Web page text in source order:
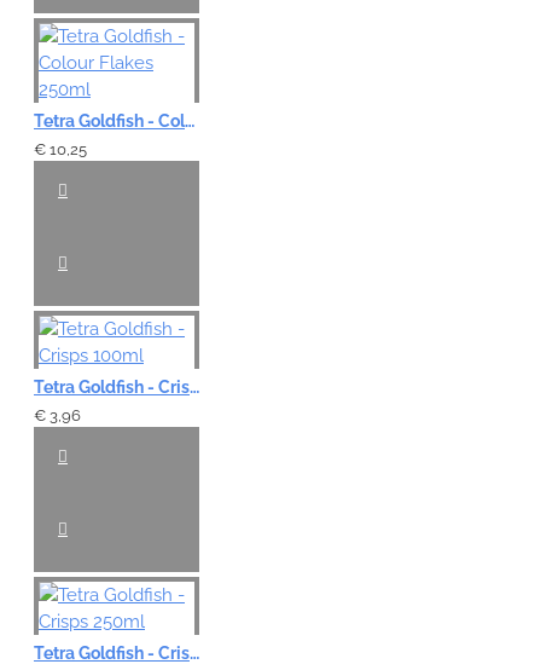
Tetra Goldfish - Colour Flakes 250ml
€ 10,25
Tetra Goldfish - Crisps 100ml
€ 3,96
Tetra Goldfish - Crisps 250ml